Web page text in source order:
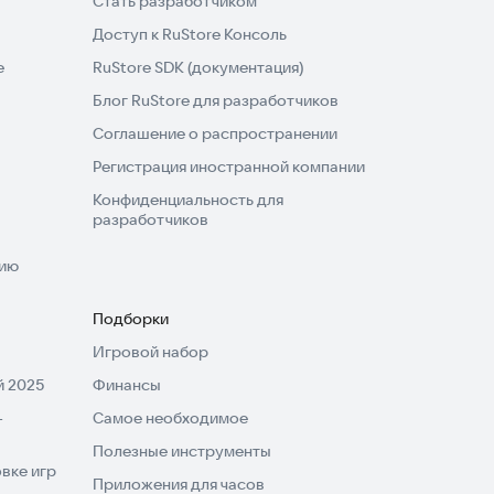
Доступ к RuStore Консоль
RuStore SDK (документация)
Блог RuStore для разработчиков
Соглашение о распространении
Регистрация иностранной компании
Конфиденциальность для
разработчиков
2025
игр
Подборки
Игровой набор
Финансы
Самое необходимое
Полезные инструменты
Приложения для часов